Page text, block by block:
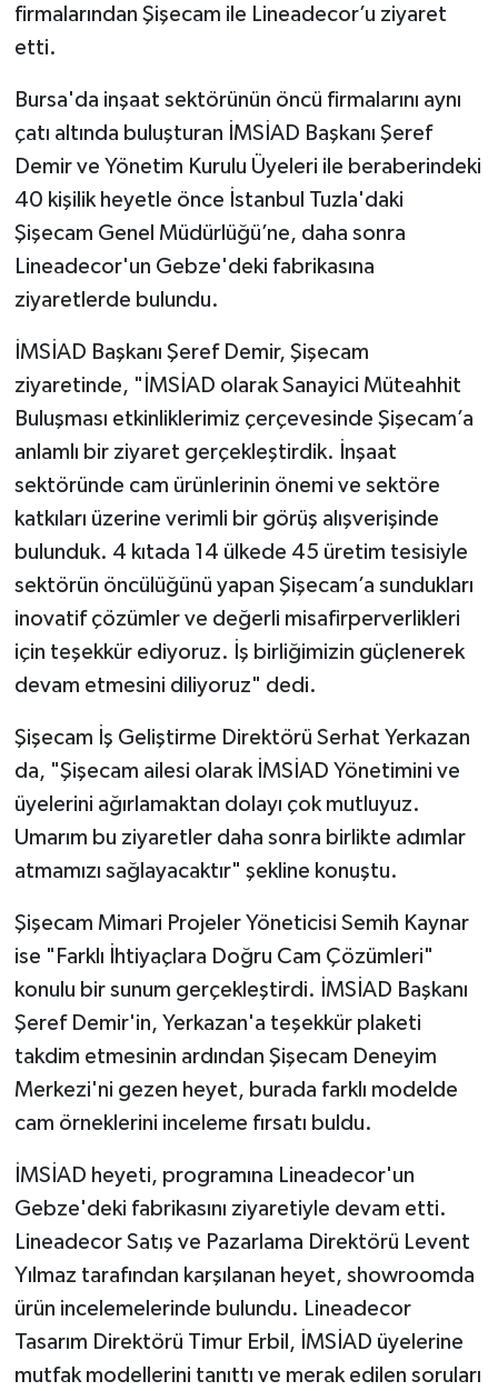
firmalarından Şişecam ile Lineadecor’u ziyaret
etti.
Bursa'da inşaat sektörünün öncü firmalarını aynı
çatı altında buluşturan İMSİAD Başkanı Şeref
Demir ve Yönetim Kurulu Üyeleri ile beraberindeki
40 kişilik heyetle önce İstanbul Tuzla'daki
Şişecam Genel Müdürlüğü’ne, daha sonra
Lineadecor'un Gebze'deki fabrikasına
ziyaretlerde bulundu.
İMSİAD Başkanı Şeref Demir, Şişecam
ziyaretinde, "İMSİAD olarak Sanayici Müteahhit
Buluşması etkinliklerimiz çerçevesinde Şişecam’a
anlamlı bir ziyaret gerçekleştirdik. İnşaat
sektöründe cam ürünlerinin önemi ve sektöre
katkıları üzerine verimli bir görüş alışverişinde
bulunduk. 4 kıtada 14 ülkede 45 üretim tesisiyle
sektörün öncülüğünü yapan Şişecam’a sundukları
inovatif çözümler ve değerli misafirperverlikleri
için teşekkür ediyoruz. İş birliğimizin güçlenerek
devam etmesini diliyoruz" dedi.
Şişecam İş Geliştirme Direktörü Serhat Yerkazan
da, "Şişecam ailesi olarak İMSİAD Yönetimini ve
üyelerini ağırlamaktan dolayı çok mutluyuz.
Umarım bu ziyaretler daha sonra birlikte adımlar
atmamızı sağlayacaktır" şekline konuştu.
Şişecam Mimari Projeler Yöneticisi Semih Kaynar
ise "Farklı İhtiyaçlara Doğru Cam Çözümleri"
konulu bir sunum gerçekleştirdi. İMSİAD Başkanı
Şeref Demir'in, Yerkazan'a teşekkür plaketi
takdim etmesinin ardından Şişecam Deneyim
Merkezi'ni gezen heyet, burada farklı modelde
cam örneklerini inceleme fırsatı buldu.
İMSİAD heyeti, programına Lineadecor'un
Gebze'deki fabrikasını ziyaretiyle devam etti.
Lineadecor Satış ve Pazarlama Direktörü Levent
Yılmaz tarafından karşılanan heyet, showroomda
ürün incelemelerinde bulundu. Lineadecor
Tasarım Direktörü Timur Erbil, İMSİAD üyelerine
mutfak modellerini tanıttı ve merak edilen soruları